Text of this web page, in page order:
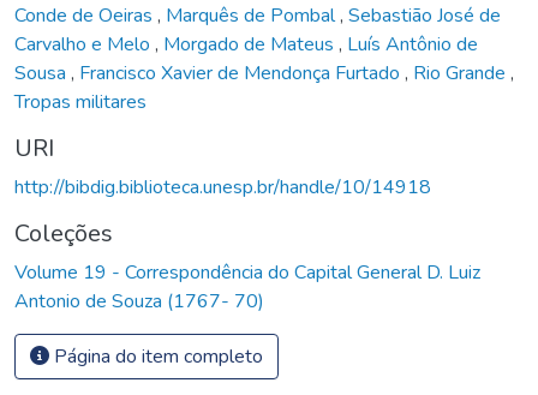
Conde de Oeiras , Marquês de Pombal, Sebastião José de
Carvalho e Melo , Morgado de Mateus , Luís Antônio de
Sousa , Francisco Xavier de Mendonça Furtado , Rio Grande ,
Tropas militares
URI
http://bibdig.biblioteca.unesp.br/handle/10/14918
Coleções
Volume 19 - Correspondência do Capital General D. Luiz
Antonio de Souza (1767- 70)
Página do item completo